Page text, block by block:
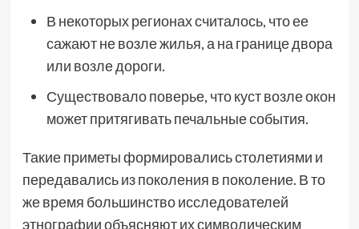
В некоторых регионах считалось, что ее
сажают не возле жилья, а на границе двора
или возле дороги.
Существовало поверье, что куст возле окон
может притягивать печальные события.
Такие приметы формировались столетиями и
передавались из поколения в поколение. В то
же время большинство исследователей
этнографии объясняют их символическим